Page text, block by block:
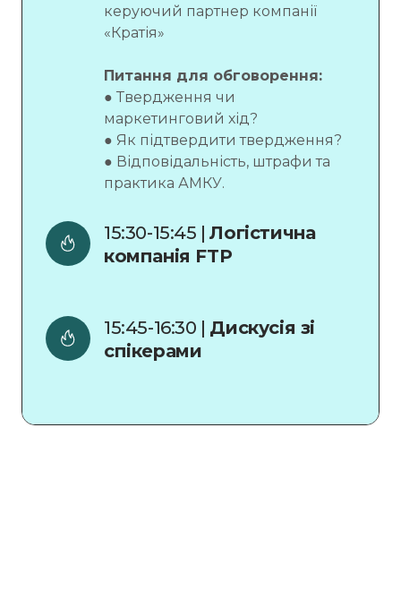
керуючий партнер компанії
«Кратія»
Питання для обговорення:
● Твердження чи
маркетинговий хід?
● Як підтвердити твердження?
● Відповідальність, штрафи та
практика АМКУ.
15:30-15:45 | Логістична
компанія FTP
15:45-16:30 | Дискусія зі
спікерами